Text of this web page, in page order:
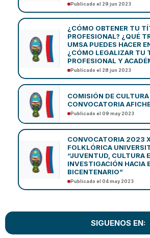
Publicado el 29 jun 2023
¿CÓMO OBTENER TU
PROFESIONAL? ¿QUÉ
UMSA PUEDES HACER
¿CÓMO LEGALIZAR TU
PROFESIONAL Y
Publicado el 28 jun 2023
COMISIÓN DE
CONVOCATORIA
Publicado el 09 may 2023
CONVOCATORIA 2023
FOLKLÓRICA
“JUVENTUD, CULTURA E
INVESTIGACIÓN HACIA
BICENTENARIO”
Publicado el 04 may 2023
SIGUENOS EN: